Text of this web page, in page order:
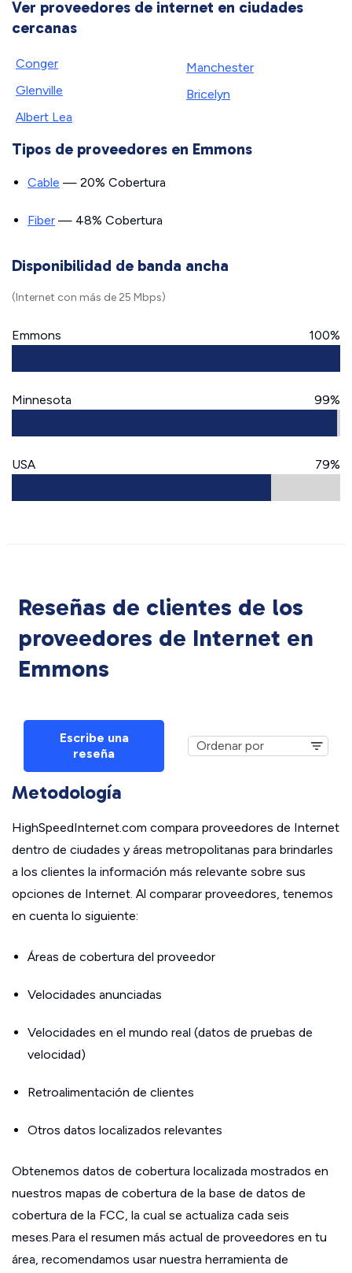
Ver proveedores de internet en ciudades
cercanas
Conger
Glenville
Albert Lea
Manchester
Bricelyn
Tipos de proveedores en Emmons
Cable — 20% Cobertura
Fiber — 48% Cobertura
Disponibilidad de banda ancha
(Internet con más de 25 Mbps)
Emmons 100%
Minnesota 99%
USA 79%
Reseñas de clientes de los
proveedores de Internet en
Emmons
Escribe una
reseña
Metodología
HighSpeedInternet.com compara proveedores de Internet
dentro de ciudades y áreas metropolitanas para brindarles
a los clientes la información más relevante sobre sus
opciones de Internet. Al comparar proveedores, tenemos
en cuenta lo siguiente:
Áreas de cobertura del proveedor
Velocidades anunciadas
Velocidades en el mundo real (datos de pruebas de
velocidad)
Retroalimentación de clientes
Otros datos localizados relevantes
Obtenemos datos de cobertura localizada mostrados en
nuestros mapas de cobertura de la base de datos de
cobertura de la FCC, la cual se actualiza cada seis
meses.Para el resumen más actual de proveedores en tu
área, recomendamos usar nuestra herramienta de